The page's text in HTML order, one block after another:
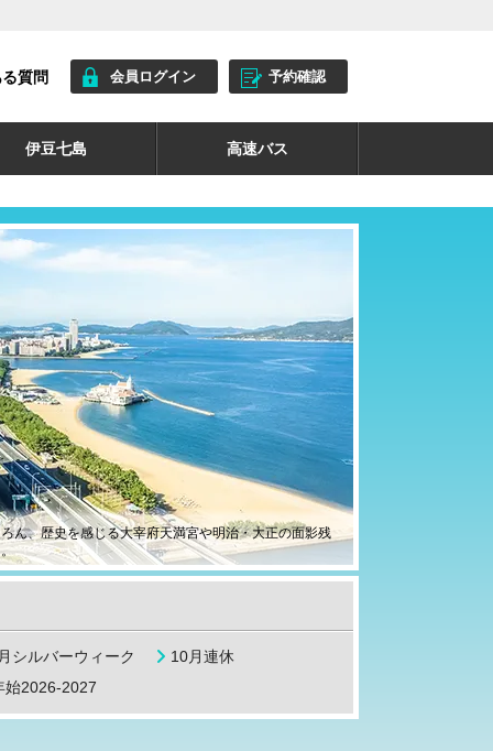
質問 会員ログイン 予約確認
伊豆七島 高速バス
ん、歴史を感じる大宰府天満宮や明治・大正の面影残
シルバーウィーク
10月連休
始2026-2027